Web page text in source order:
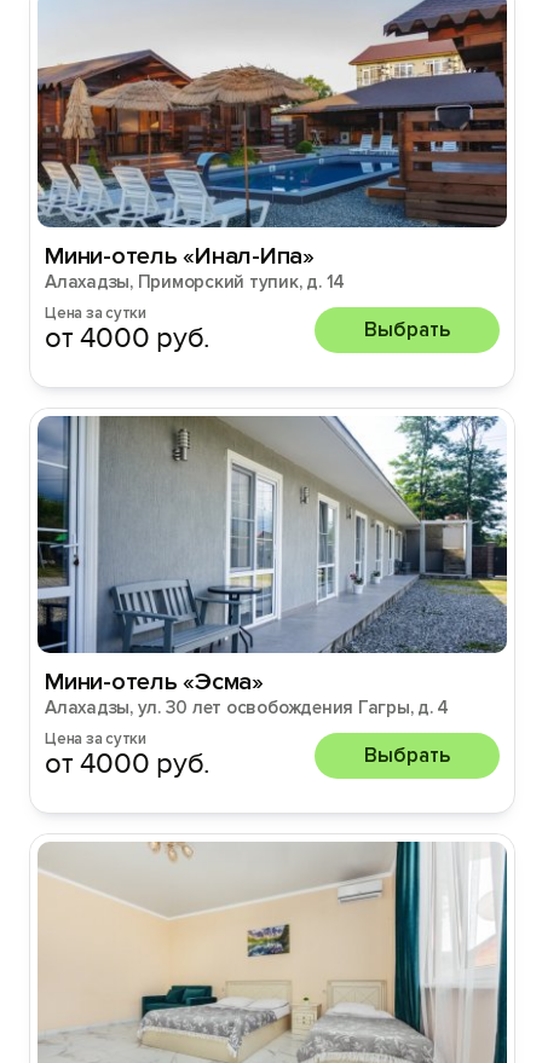
Мини-отель «Инал-Ипа»
Алахадзы, Приморский тупик, д. 14
Цена за сутки
от 4000 руб. Выбрать
Мини-отель «Эсма»
Алахадзы, ул. 30 лет освобождения Гагры, д. 4
Цена за сутки
от 4000 руб. Выбрать